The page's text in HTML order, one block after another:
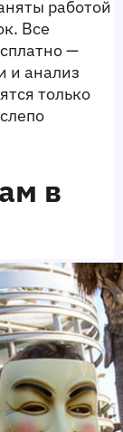
работой
Все
—
и анализ
только
в